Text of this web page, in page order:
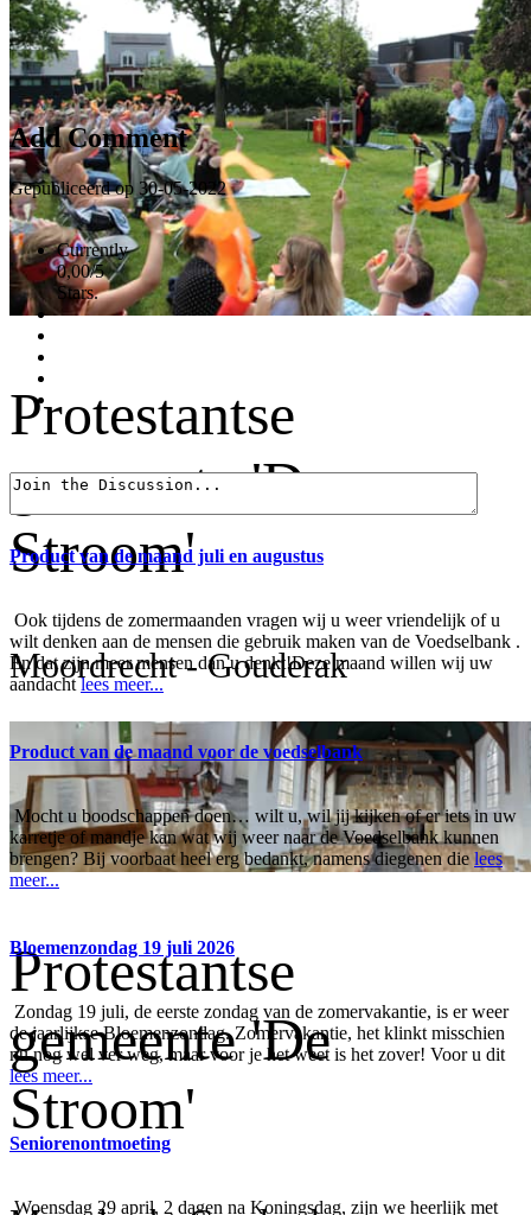
Protestantse
gemeente 'De
Stroom'
Moordrecht - Gouderak
Protestantse
gemeente 'De
Stroom'
Er zijn nog geen reacties op dit bericht
Add Comment
Gepubliceerd op 30-05-2022
Currently
0,00/5
Stars.
Product van de maand juli en augustus
Ook tijdens de zomermaanden vragen wij u weer vriendelijk of u
wilt denken aan de mensen die gebruik maken van de Voedselbank .
En dat zijn meer mensen dan u denkt!Deze maand willen wij uw
aandachtlees meer...
Product van de maand voor de voedselbank
Mocht u boodschappen doen… wilt u, wil jij kijken of er iets in uw
karretje of mandje kan wat wij weer naar de Voedselbank kunnen
brengen? Bij voorbaat heel erg bedankt, namens diegenen dielees
meer...
Bloemenzondag 19 juli 2026
Zondag 19 juli, de eerste zondag van de zomervakantie, is er weer
de jaarlijkse Bloemenzondag. Zomervakantie, het klinkt misschien
nu nog wel ver weg, maar voor je het weet is het zover! Voor u dit
lees meer...
Seniorenontmoeting
Woensdag 29 april, 2 dagen na Koningsdag, zijn we heerlijk met